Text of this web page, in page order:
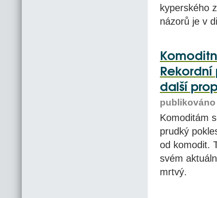
kyperského
názorů je v
další
publikováno
Komoditám
prudký
od komodit.
svém
mrtvý.